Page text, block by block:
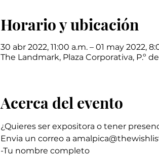
Horario y ubicación
30 abr 2022, 11:00 a.m. – 01 may 2022,
The Landmark, Plaza Corporativa, P.º
Acerca del evento
¿Quieres ser expositora o tener
Envia un correo a
-Tu nombre completo